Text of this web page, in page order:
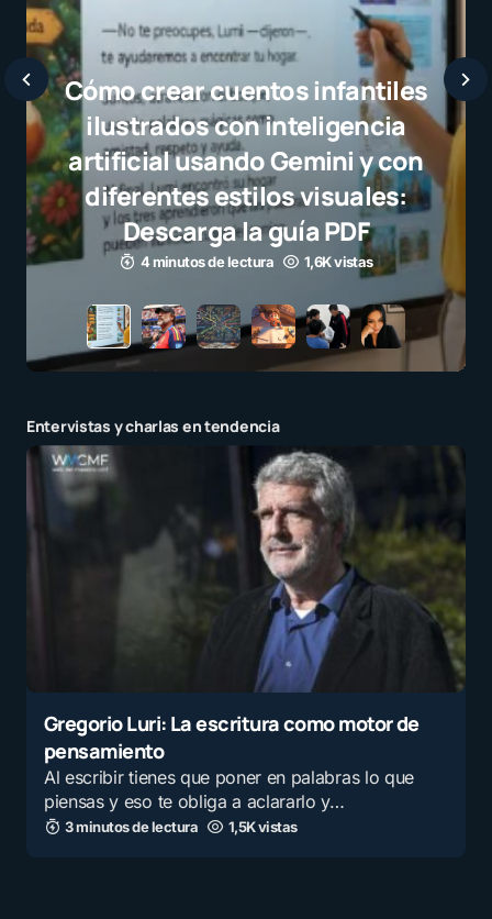
Javier Bardem elogia a la
selección campeona y destaca
el juego limpio como ejemplo
para millones de niños
3 minutos de lectura 1,1K vistas
Entervistas y charlas en tendencia
Gregorio Luri: La escritura como motor de
pensamiento
Al escribir tienes que poner en palabras lo que
piensas y eso te obliga a aclararlo y…
3 minutos de lectura 1,5K vistas